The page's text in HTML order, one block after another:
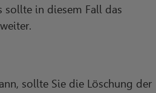
sollte in diesem Fall das
sollte Sie die Löschung der